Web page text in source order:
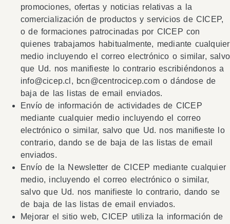
promociones, ofertas y noticias relativas a la
comercialización de productos y servicios de CICEP,
o de formaciones patrocinadas por CICEP con
quienes trabajamos habitualmente, mediante cualquier
medio incluyendo el correo electrónico o similar, salvo
que Ud. nos manifieste lo contrario escribiéndonos a
info@cicep.cl , bcn@centrocicep.como dándose de
baja de las listas de email enviados.
Envío de información de actividades de CICEP
mediante cualquier medio incluyendo el correo
electrónico o similar, salvo que Ud. nos manifieste lo
contrario, dando se de baja de las listas de email
enviados.
Envío de la Newsletter de CICEP mediante cualquier
medio, incluyendo el correo electrónico o similar,
salvo que Ud. nos manifieste lo contrario, dando se
de baja de las listas de email enviados.
Mejorar el sitio web, CICEP utiliza la información de